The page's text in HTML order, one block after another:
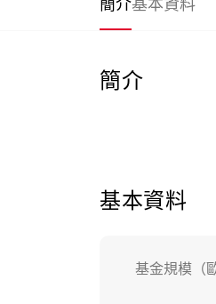
簡介基本資料
簡介
基本資料
基金規模（